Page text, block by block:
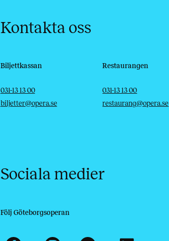
Kontakta oss
Biljettkassan
Telefon
031-13 13 00
E-post
biljetter@opera.se
Restaurangen
Telefon
031-13 13 00
E-post
restaurang@opera.se
Sociala medier
Följ Göteborgsoperan